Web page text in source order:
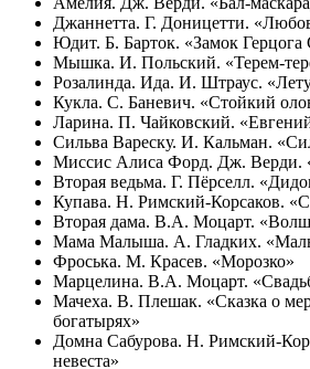
Джаннетта. Г. Доницетти.
Юдит. Б. Барток. «Замок Герцога
Мышка. И. Польский. «Терем-
Розалинда. Ида. И. Штраус.
Кукла. С. Баневич. «Стойкий
Ларина. П. Чайковский.
Сильва Вареску. И. Кальман.
Миссис Алиса Форд. Дж. Верди.
Вторая ведьма. Г. Пёрселл.
Купава. Н. Римский-Корсаков.
Вторая дама. В.А. Моцарт.
Мама Малыша. А. Гладких.
Фроська. М. Красев. «Морозко»
Марцелина. В.А. Моцарт.
Мачеха. В. Плешак. «Сказка о
богатырях»
Домна Сабурова. Н. Римский-
невеста»